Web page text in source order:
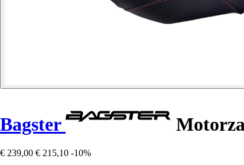
Bagster
€ 239,00 € 215,10 -10%